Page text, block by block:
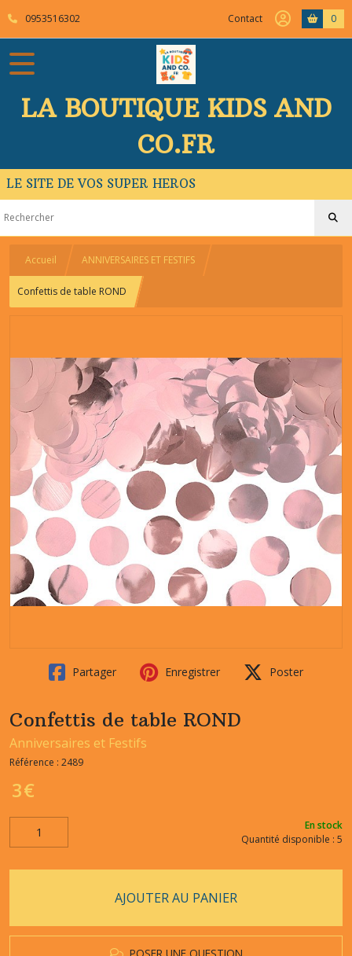
0953516302 Contact 0
LA BOUTIQUE KIDS AND
CO.FR
LE SITE DE VOS SUPER HEROS
Accueil ANNIVERSAIRES ET FESTIFS
Confettis de table ROND
Partager Enregistrer Poster
Confettis de table ROND
Anniversaires et Festifs
Référence : 2489
3€
En stock
Quantité disponible : 5
AJOUTER AU PANIER